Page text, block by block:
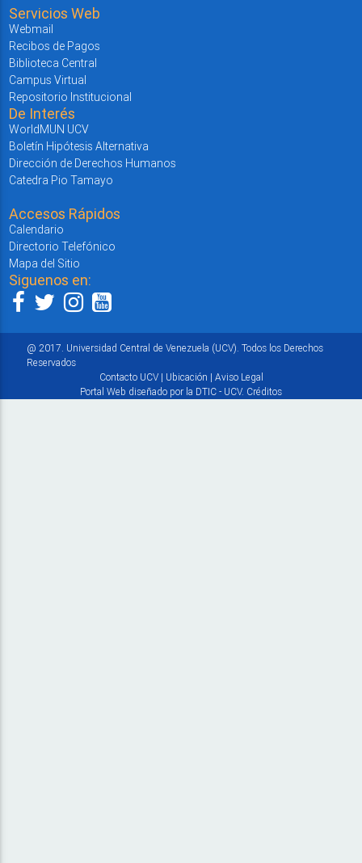
Servicios Web
Webmail
Recibos de Pagos
Biblioteca Central
Campus Virtual
Repositorio Institucional
De Interés
WorldMUN UCV
Boletín Hipótesis Alternativa
Dirección de Derechos Humanos
Catedra Pio Tamayo
Accesos Rápidos
Calendario
Directorio Telefónico
Mapa del Sitio
Siguenos en:
@ 2017. Universidad Central de Venezuela (UCV). Todos los Derechos
Reservados
Contacto UCV| Ubicación | Aviso Legal
Portal Web diseñado por la DTIC - UCV. Créditos